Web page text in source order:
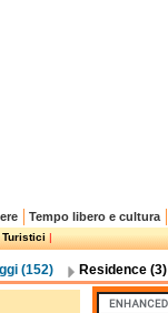
Tempo libero e cultura
|
(152) Residence (3)